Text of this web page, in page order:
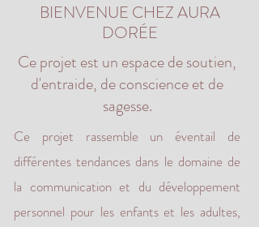
BIENVENUE CHEZ AURA
DORÉE
Ce projet est un espace de soutien,
d'entraide, de conscience et de
sagesse.
Ce projet rassemble un éventail de
différentes tendances dans le domaine de
la communication et du développement
personnel pour les enfants et les adultes,